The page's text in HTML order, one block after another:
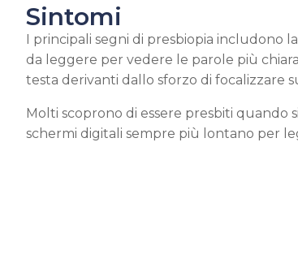
Sintomi
I principali segni di presbiopia includono
da leggere per vedere le parole più
testa derivanti dallo sforzo di focalizzare
Molti scoprono di essere presbiti quando
schermi digitali sempre più lontano per